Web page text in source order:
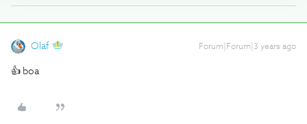
Olaf Forum|Forum|3 years ago
👍 boa